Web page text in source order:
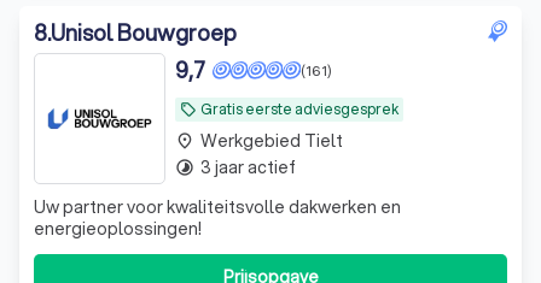
8.Unisol Bouwgroep
local_offer Gratis eerste adviesgesprek
(161)
9,7
Uw partner voor kwaliteitsvolle dakwerken en
energieoplossingen!
Prijsopgave
place Werkgebied Tielt
timelapse 3 jaar actief